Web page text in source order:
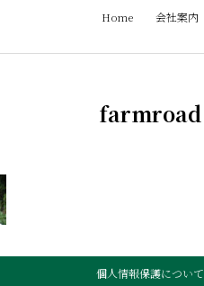
Home 会社案内
farmroad
個人情報保護について